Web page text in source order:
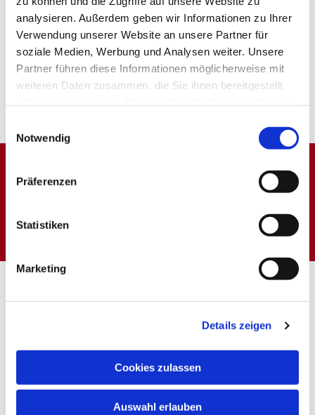
analysieren. Außerdem geben wir Informationen zu Ihrer
Verwendung unserer Website an unsere Partner für
soziale Medien, Werbung und Analysen weiter. Unsere
Partner führen diese Informationen möglicherweise mit
weiteren Daten zusammen, die Sie ihnen bereitgestellt
Notwendig
Präferenzen
Statistiken
Marketing
Details zeigen
Cookies zulassen
Auswahl erlauben
Dies könnte Sie auch